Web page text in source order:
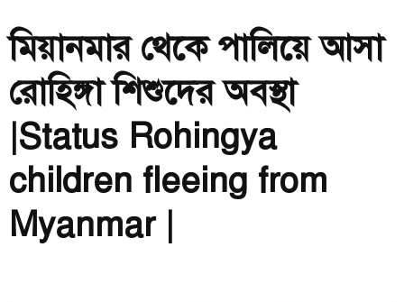
মিয়ানমার থেকে পালিয়ে আসা
রোহিঙ্গা শিশুদের অবস্থা
|Status Rohingya
children fleeing from
Myanmar |